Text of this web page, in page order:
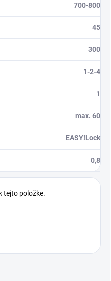
700-800
45
300
1-2-4
1
max. 60
EASY!Lock
0,8
tejto položke.